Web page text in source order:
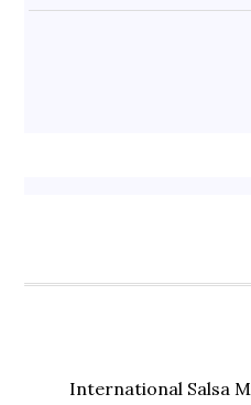
International Salsa